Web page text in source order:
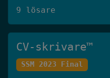
9 lösare
CV-skrivare™️
SSM 2023 Final